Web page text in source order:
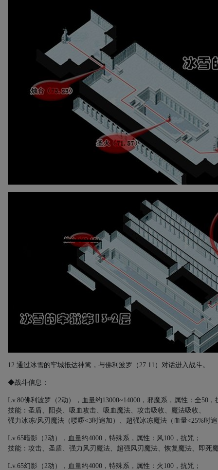
12.通过冰雪的牢城抵达神篱，与佛利波罗（27.11 ）对话进入战斗。
◆战斗信息：
Lv.80佛利波罗 （2动） ，血量约13000~14000 ，邪魔系，属性：全50
技能：圣盾、阳炎、吸血攻击、吸血魔法、攻击吸收、魔法吸收、
强力冰冻/风刃魔法（喽啰<3时追加）、超强冰冻魔法（血量<25%时
Lv.65暗影 （2动） ，血量约4000 ，特殊系，属性：风100 ，抗咒；
技能：攻击、圣盾、强力风刃魔法、超强风刃魔法、恢复魔法、即死
Lv.65幻影 （2动） ，血量约4000 ，特殊系，属性：火 100 ，抗咒；